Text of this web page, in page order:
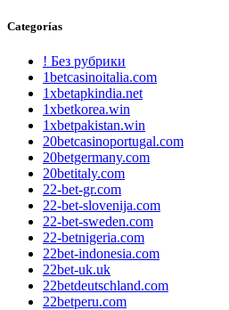
Categorías
! Без рубрики
1betcasinoitalia.com
1xbetapkindia.net
1xbetkorea.win
1xbetpakistan.win
20betcasinoportugal.com
20betgermany.com
20betitaly.com
22-bet-gr.com
22-bet-slovenija.com
22-bet-sweden.com
22-betnigeria.com
22bet-indonesia.com
22bet-uk.uk
22betdeutschland.com
22betperu.com